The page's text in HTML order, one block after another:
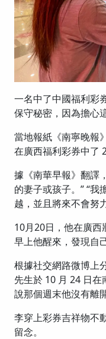
一名中了中國福利彩
保守秘密，因為擔心
當地報紙《南寧晚報
在廣西福利彩券中了
據《南華早報》翻譯
的妻子或孩子。” “
越，並且將來不會努
10月20日，他在廣
早上他醒來，發現自
根據社交網路微博上
先生於 10 月 24 日
說那個週末他沒有離
李穿上彩券吉祥物不
留念。